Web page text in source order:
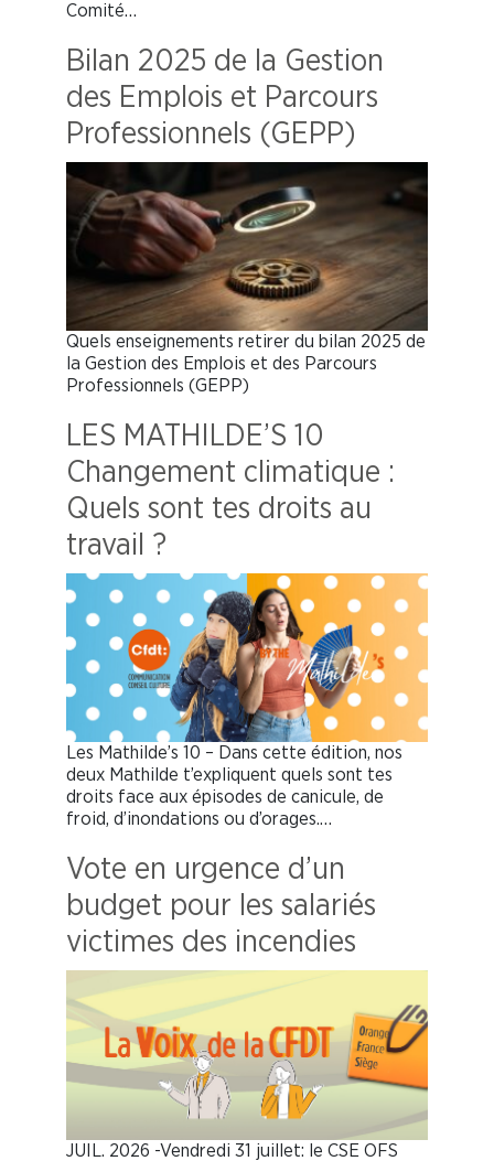
Comité…
Bilan 2025 de la Gestion
des Emplois et Parcours
Professionnels (GEPP)
Quels enseignements retirer du bilan 2025 de
la Gestion des Emplois et des Parcours
Professionnels (GEPP)
LES MATHILDE’S 10
Changement climatique :
Quels sont tes droits au
travail ?
Les Mathilde’s 10 – Dans cette édition, nos
deux Mathilde t’expliquent quels sont tes
droits face aux épisodes de canicule, de
froid, d’inondations ou d’orages.…
Vote en urgence d’un
budget pour les salariés
victimes des incendies
JUIL. 2026 -Vendredi 31 juillet: le CSE OFS